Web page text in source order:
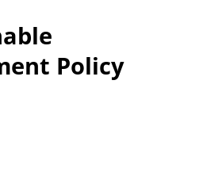
Policy